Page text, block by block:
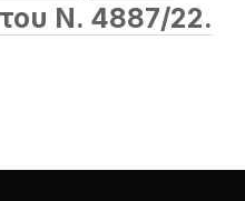
Ν. 4887/22.